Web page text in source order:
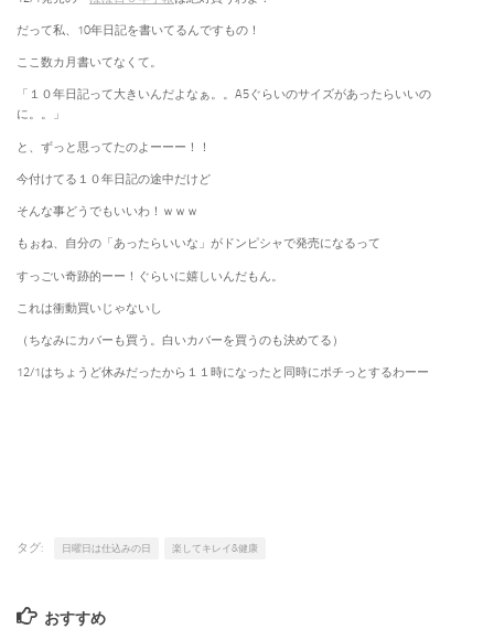
だって私、10年日記を書いてるんですもの！
ここ数カ月書いてなくて。
「１０年日記って大きいんだよなぁ。。A5ぐらいのサイズがあったらいいの
に。。」
と、ずっと思ってたのよーーー！！
今付けてる１０年日記の途中だけど
そんな事どうでもいいわ！ｗｗｗ
もぉね、自分の「あったらいいな」がドンピシャで発売になるって
すっごい奇跡的ーー！ぐらいに嬉しいんだもん。
これは衝動買いじゃないし
（ちなみにカバーも買う。白いカバーを買うのも決めてる）
12/1はちょうど休みだったから１１時になったと同時にポチっとするわーー
タグ: 日曜日は仕込みの日 楽してキレイ&健康
おすすめ